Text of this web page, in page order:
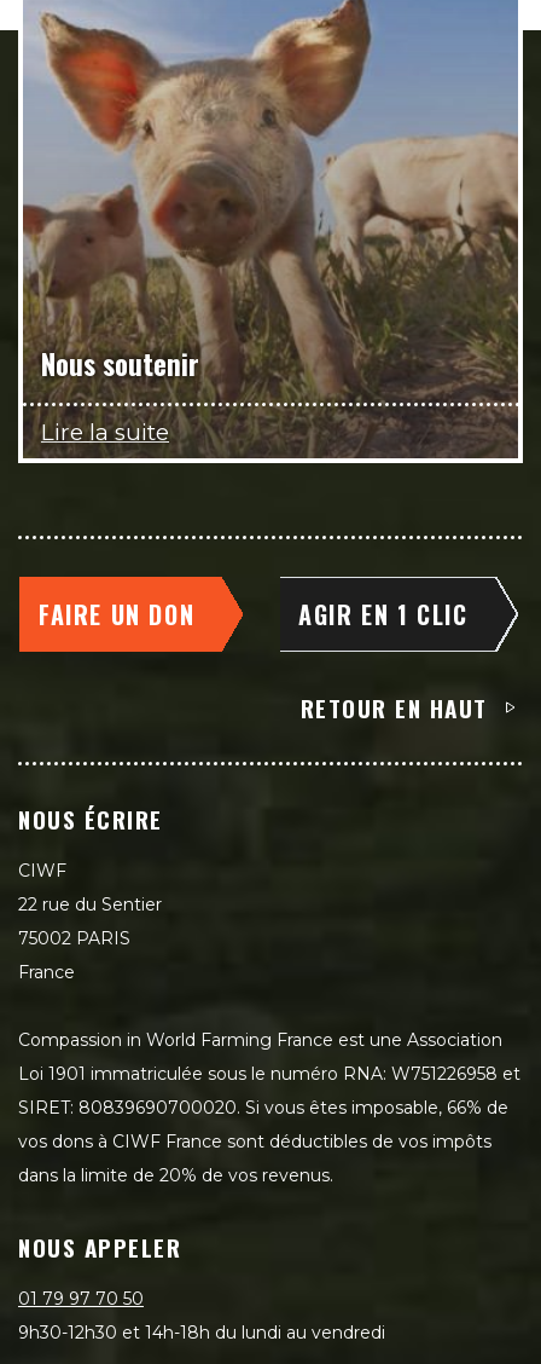
Nous soutenir
Lire la suite
FAIRE UN DON AGIR EN 1 CLIC
RETOUR EN HAUT
NOUS ÉCRIRE
CIWF
22 rue du Sentier
75002 PARIS
France
Compassion in World Farming France est une Association
Loi 1901 immatriculée sous le numéro RNA: W751226958 et
SIRET: 80839690700020. Si vous êtes imposable, 66% de
vos dons à CIWF France sont déductibles de vos impôts
dans la limite de 20% de vos revenus.
NOUS APPELER
01 79 97 70 50
9h30-12h30 et 14h-18h du lundi au vendredi